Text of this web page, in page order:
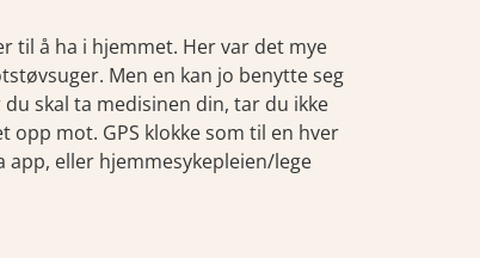
til å ha i hjemmet. Her var det mye
Men en kan jo benytte seg
skal ta medisinen din, tar du ikke
opp mot. GPS klokke som til en hver
app, eller hjemmesykepleien/lege